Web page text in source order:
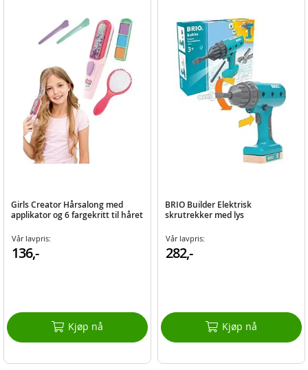
Girls Creator Hårsalong med
applikator og 6 fargekritt til håret
Vår lavpris:
136,-
Kjøp nå
BRIO Builder Elektrisk
skrutrekker med lys
Vår lavpris:
282,-
Kjøp nå